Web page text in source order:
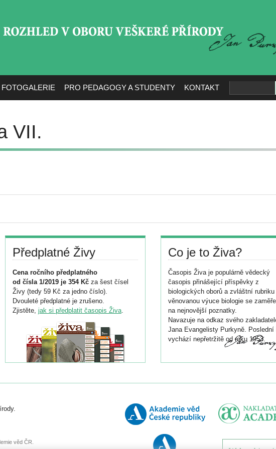
FOTOGALERIE PRO PEDAGOGY A STUDENTY KONTAKT
VII.
Předplatné Živy
Cena ročního předplatného
od čísla 1/2019 je 354 Kč za šest čísel
Živy (tedy 59 Kč za jedno číslo).
Dvouleté předplatné je zrušeno.
Zjistěte, jak si předplatit časopis Živa.
Co je to Živa?
Časopis Živa je populárně vědecký
časopis přinášející příspěvky z
biologických oborů a zvláštní rubriku
věnovanou výuce biologie se
na nejnovější poznatky.
Navazuje na odkaz svého
Jana Evangelisty Purkyně. Poslední
vychází nepřetržitě od roku 1953.
věd ČR.